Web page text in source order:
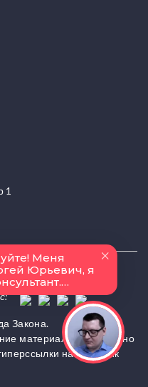
1
Закона.
материалов разрешено
на источник